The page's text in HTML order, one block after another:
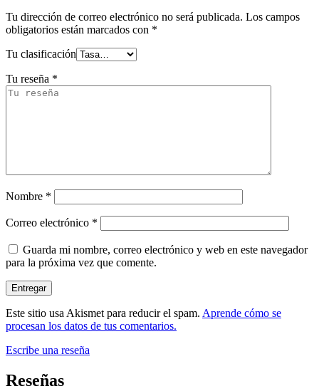
Tu dirección de correo electrónico no será publicada. Los campos
obligatorios están marcados con *
Tu clasificación
Tu reseña *
Nombre *
Correo electrónico *
Guarda mi nombre, correo electrónico y web en este navegador
para la próxima vez que comente.
Este sitio usa Akismet para reducir el spam. Aprende cómo se
procesan los datos de tus comentarios.
Escribe una reseña
Reseñas